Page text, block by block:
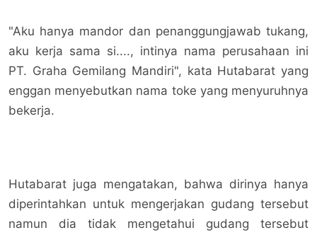
"Aku hanya mandor dan penanggungjawab tukang,
aku kerja sama si...., intinya nama perusahaan ini
PT. Graha Gemilang Mandiri", kata Hutabarat yang
enggan menyebutkan nama toke yang menyuruhnya
bekerja.
Hutabarat juga mengatakan, bahwa dirinya hanya
diperintahkan untuk mengerjakan gudang tersebut
namun dia tidak mengetahui gudang tersebut